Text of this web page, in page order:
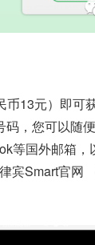
13元）即可
，您可以随
等国外邮箱，
宾Smart官网